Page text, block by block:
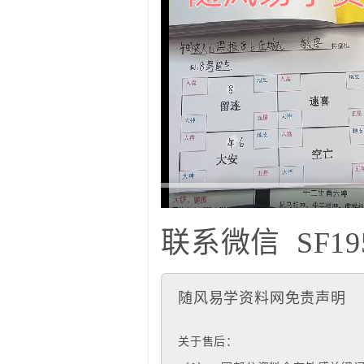
联系微信
随风易学资料网免责声明
关于售后：